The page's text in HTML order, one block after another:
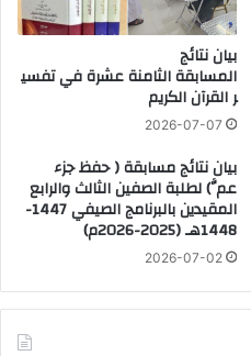
بيان نتائج
المسابقة الثامنة عشرة في تفسي
ر القرآن الكريم
2026-07-07
بيان نتائج مسابقة ( حفظ جزء
عمَّ) لطلبة الصفين الثالث والرابع
المقيدين بالبرنامج الصيفي 1447-
1448هـ (2025-2026م)
2026-07-02